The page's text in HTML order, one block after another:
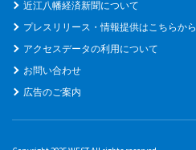
近江八幡経済新聞について
プレスリリース・情報提供はこちらから
アクセスデータの利用について
お問い合わせ
広告のご案内